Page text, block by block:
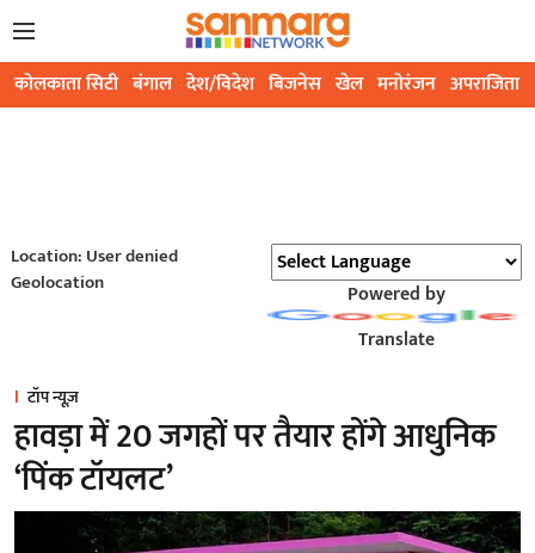
कोलकाता सिटी बंगाल देश/विदेश बिजनेस खेल मनोरंजन अपराजिता
Location: User denied
Geolocation
Powered by
Translate
टॉप न्यूज़
हावड़ा में 20 जगहों पर तैयार होंगे आधुनिक
‘पिंक टॉयलट’